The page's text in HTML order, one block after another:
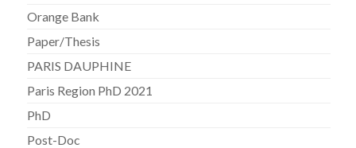
Orange Bank
Paper/Thesis
PARIS DAUPHINE
Paris Region PhD 2021
PhD
Post-Doc